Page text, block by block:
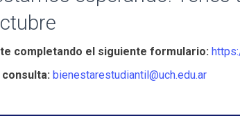
completando el siguiente formulario:
consulta: bienestarestudiantil@uch.edu.ar